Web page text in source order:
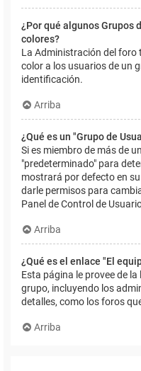
¿Por qué algunos Grupos
colores?
La Administración del foro
color a los usuarios de un
identificación.
Arriba
¿Qué es un "Grupo de
Si es miembro de más de
"predeterminado" para
mostrará por defecto en
darle permisos para
Panel de Control de
Arriba
¿Qué es el enlace "El
Esta página le provee de
grupo, incluyendo los
detalles, como los foros
Arriba